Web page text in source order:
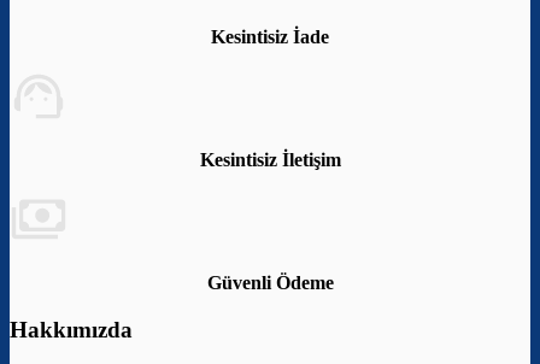
Kesintisiz İade
Kesintisiz İletişim
Güvenli Ödeme
Hakkımızda